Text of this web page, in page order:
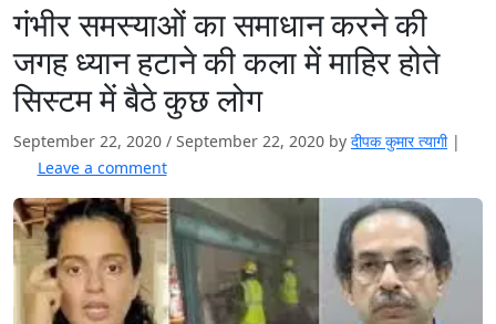
गंभीर समस्याओं का समाधान करने की
जगह ध्यान हटाने की कला में माहिर होते
सिस्टम में बैठे कुछ लोग
September 22, 2020 / September 22, 2020 by दीपक कुमार त्यागी |
Leave a comment